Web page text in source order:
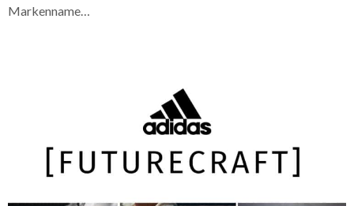
Markenname…